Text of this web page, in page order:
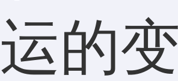
运的